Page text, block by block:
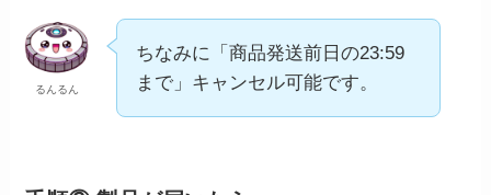
るんるん
ちなみに「商品発送前日の23:59
まで」キャンセル可能です。